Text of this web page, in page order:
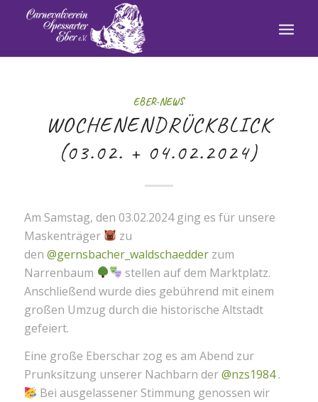
EBER-NEWS
WOCHENENDRÜCKBLICK
(03.02. + 04.02.2024)
Am Samstag, den 03.02.2024 ging es für unsere
Maskenträger
zu
den @gernsbacher_waldschaedderzum
Narrenbaum
stellen auf dem Marktplatz.
Anschließend wurde dies gebührend mit einem
großen Umzug durch die historische Altstadt
gefeiert.
Eine große Eberschar zog es am Abend zur
Prunksitzung unserer Nachbarn der@nzs1984.
Bei ausgelassener Stimmung genossen wir